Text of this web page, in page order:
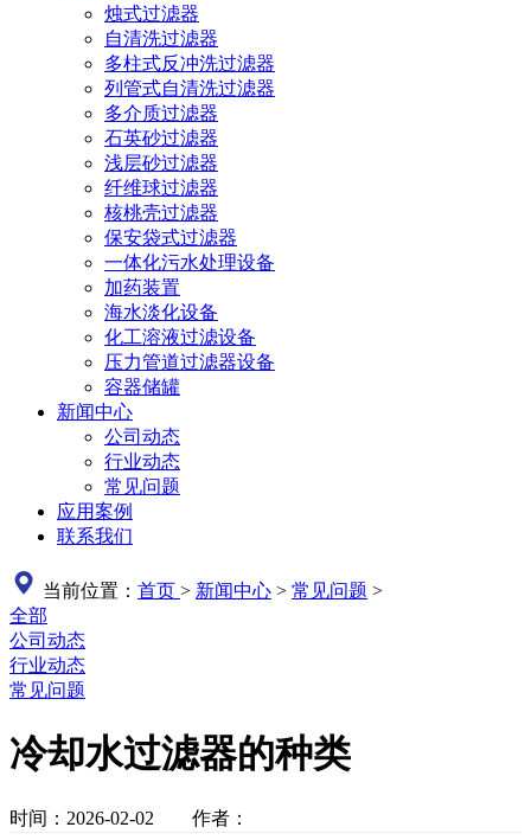
烛式过滤器
自清洗过滤器
多柱式反冲洗过滤器
列管式自清洗过滤器
多介质过滤器
石英砂过滤器
浅层砂过滤器
纤维球过滤器
核桃壳过滤器
保安袋式过滤器
一体化污水处理设备
加药装置
海水淡化设备
化工溶液过滤设备
压力管道过滤器设备
容器储罐
新闻中心
公司动态
行业动态
常见问题
应用案例
联系我们
当前位置： 首页 > 新闻中心 > 常见问题 >
全部
公司动态
行业动态
常见问题
冷却水过滤器的种类
时间：2026-02-02 作者：